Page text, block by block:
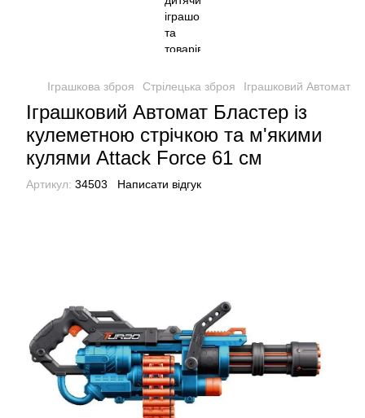
Іграшкова зброя Стрілецька зброя Іграшковий Автомат
Іграшковий Автомат Бластер із
кулеметною стрічкою та м'якими
кулями Attack Force 61 см
Артикул: 34503 Написати відгук